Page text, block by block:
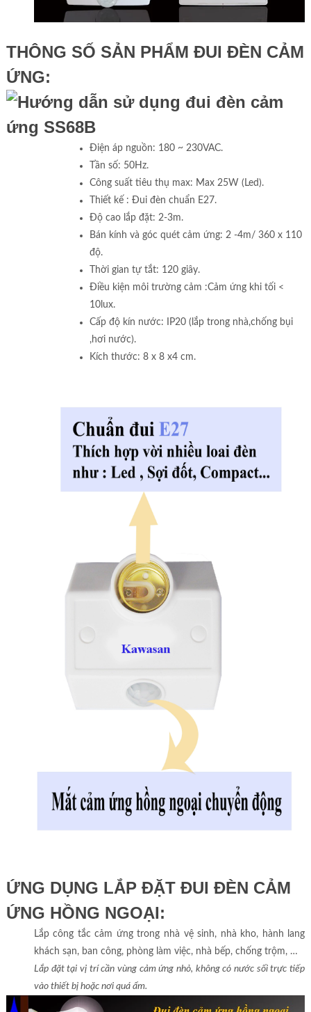
THÔNG SỐ SẢN PHẨM ĐUI ĐÈN CẢM
ỨNG:
Điện áp nguồn: 180 ~ 230VAC.
Tần số: 50Hz.
Công suất tiêu thụ max: Max 25W (Led).
Thiết kế : Đui đèn chuẩn E27.
Độ cao lắp đặt: 2-3m.
Bán kính và góc quét cảm ứng: 2 -4m/ 360 x 110
độ.
Thời gian tự tắt: 120 giây.
Điều kiện môi trường cảm :Cảm ứng khi tối <
10lux.
Cấp độ kín nước: IP20 (lắp trong nhà,chống bụi
,hơi nước).
Kích thước: 8 x 8 x4 cm.
ỨNG DỤNG LẮP ĐẶT ĐUI ĐÈN CẢM
ỨNG HỒNG NGOẠI:
Lắp công tắc cảm ứng trong nhà vệ sinh, nhà kho, hành lang
khách sạn, ban công, phòng làm việc, nhà bếp, chống trộm, …
Lắp đặt tại vị trí cần vùng cảm ứng nhỏ, không có nước sối trực tiếp
vào thiết bị hoặc nơi quá ẩm.